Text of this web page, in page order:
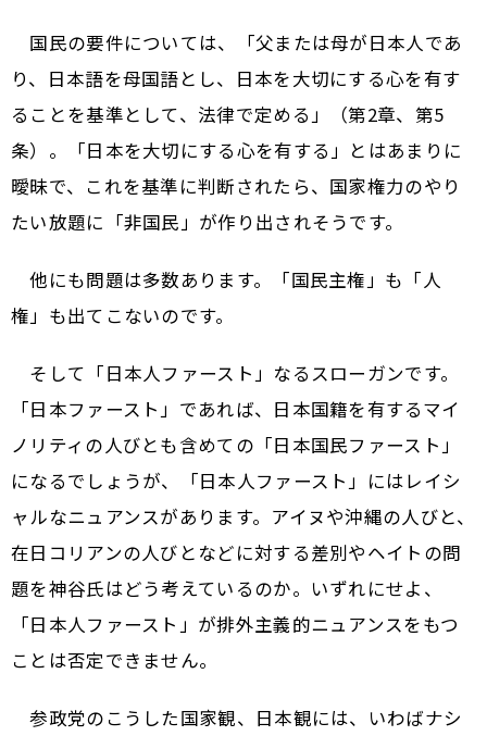
国民の要件については、「父または母が日本人であ
り、日本語を母国語とし、日本を大切にする心を有す
ることを基準として、法律で定める」（第2章、第5
条）。「日本を大切にする心を有する」とはあまりに
曖昧で、これを基準に判断されたら、国家権力のやり
たい放題に「非国民」が作り出されそうです。
他にも問題は多数あります。「国民主権」も「人
権」も出てこないのです。
そして「日本人ファースト」なるスローガンです。
「日本ファースト」であれば、日本国籍を有するマイ
ノリティの人びとも含めての「日本国民ファースト」
になるでしょうが、「日本人ファースト」にはレイシ
ャルなニュアンスがあります。アイヌや沖縄の人びと、
在日コリアンの人びとなどに対する差別やヘイトの問
題を神谷氏はどう考えているのか。いずれにせよ、
「日本人ファースト」が排外主義的ニュアンスをもつ
ことは否定できません。
参政党のこうした国家観、日本観には、いわばナシ